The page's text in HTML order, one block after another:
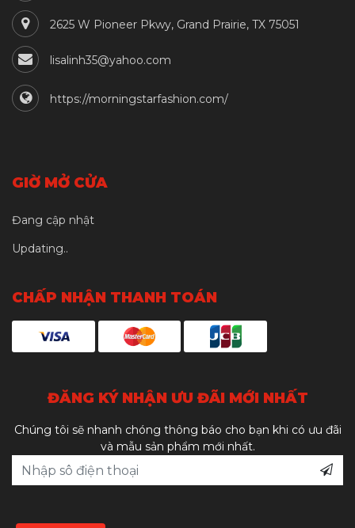
2625 W Pioneer Pkwy, Grand Prairie, TX 75051
lisalinh35@yahoo.com
https://morningstarfashion.com/
GIỜ MỞ CỬA
Đang cập nhật
Updating..
CHẤP NHẬN THANH TOÁN
ĐĂNG KÝ NHẬN ƯU ĐÃI MỚI NHẤT
Chúng tôi sẽ nhanh chóng thông báo cho bạn khi có ưu đãi
và mẫu sản phẩm mới nhất.